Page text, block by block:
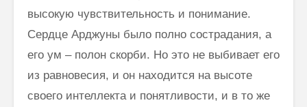
высокую чувствительность и понимание.
Сердце Арджуны было полно сострадания, а
его ум – полон скорби. Но это не выбивает его
из равновесия, и он находится на высоте
своего интеллекта и по­нятливости, и в то же